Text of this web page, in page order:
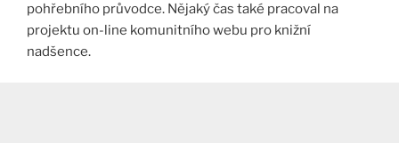
pohřebního průvodce. Nějaký čas také pracoval na
projektu on-line komunitního webu pro knižní
nadšence.